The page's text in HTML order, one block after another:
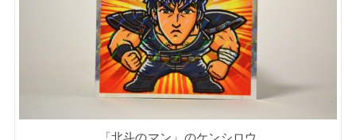
「北斗のマン」のケンシロウ